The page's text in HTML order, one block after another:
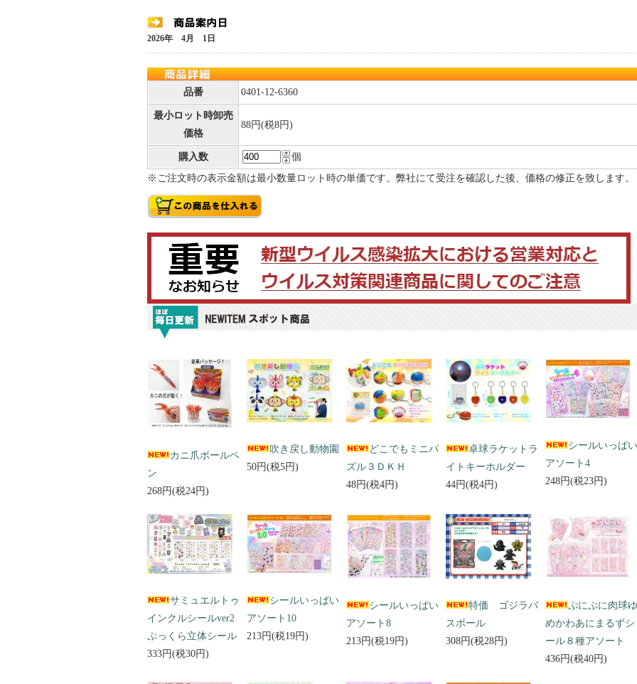
2026年 4月 1日
品番 0401-12-6360
最小ロット時卸売
価格
88円(税8円)
購入数
個
※ご注文時の表示金額は最小数量ロット時の単価です。弊社にて受注を確認した後、価格の修正を致します。
カニ爪ボールペ
ン
268円(税24円)
吹き戻し動物園
50円(税5円)
どこでもミニパ
ズル３ＤＫＨ
48円(税4円)
卓球ラケットラ
イトキーホルダー
44円(税4円)
シールいっぱい
アソート4
248円(税23円)
サミュエルトゥ
インクルシールver2
ぷっくら立体シール
333円(税30円)
シールいっぱい
アソート10
213円(税19円)
シールいっぱい
アソート8
213円(税19円)
特価 ゴジラバ
スボール
308円(税28円)
ぷにぷに肉球ゆ
めかわあにまるずシ
ール８種アソート
436円(税40円)